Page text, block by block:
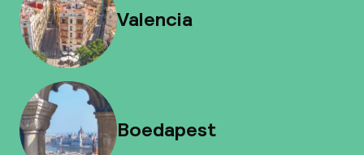
Valencia
Boedapest